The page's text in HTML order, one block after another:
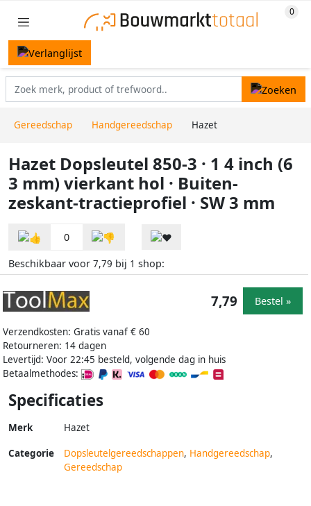
Gereedschap Handgereedschap Hazet
Hazet Dopsleutel 850-3 · 1 4 inch (6
3 mm) vierkant hol · Buiten-
zeskant-tractieprofiel · SW 3 mm
0
Beschikbaar voor 7,79 bij 1 shop:
Verzendkosten: Gratis vanaf € 60
Retourneren: 14 dagen
Levertijd: Voor 22:45 besteld, volgende dag in huis
Betaalmethodes:
7,79 Bestel »
Specificaties
Merk Hazet
Categorie Dopsleutelgereedschappen, Handgereedschap,
Gereedschap